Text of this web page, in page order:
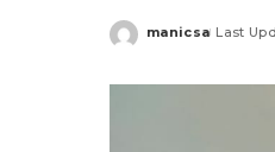
Posted
manicsa Last